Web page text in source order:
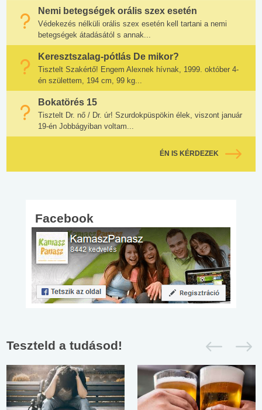
Nemi betegségek orális szex esetén
Védekezés nélküli orális szex esetén kell tartani a nemi
betegségek átadásától s annak...
Keresztszalag-pótlás De mikor?
Tisztelt Szakértő! Engem Alexnek hívnak, 1999. október 4-
én születtem, 194 cm, 99 kg...
Bokatörés 15
Tisztelt Dr. nő / Dr. úr! Szurdokpüspökin élek, viszont január
19-én Jobbágyiban voltam...
ÉN IS KÉRDEZEK
Facebook
Teszteld a tudásod!